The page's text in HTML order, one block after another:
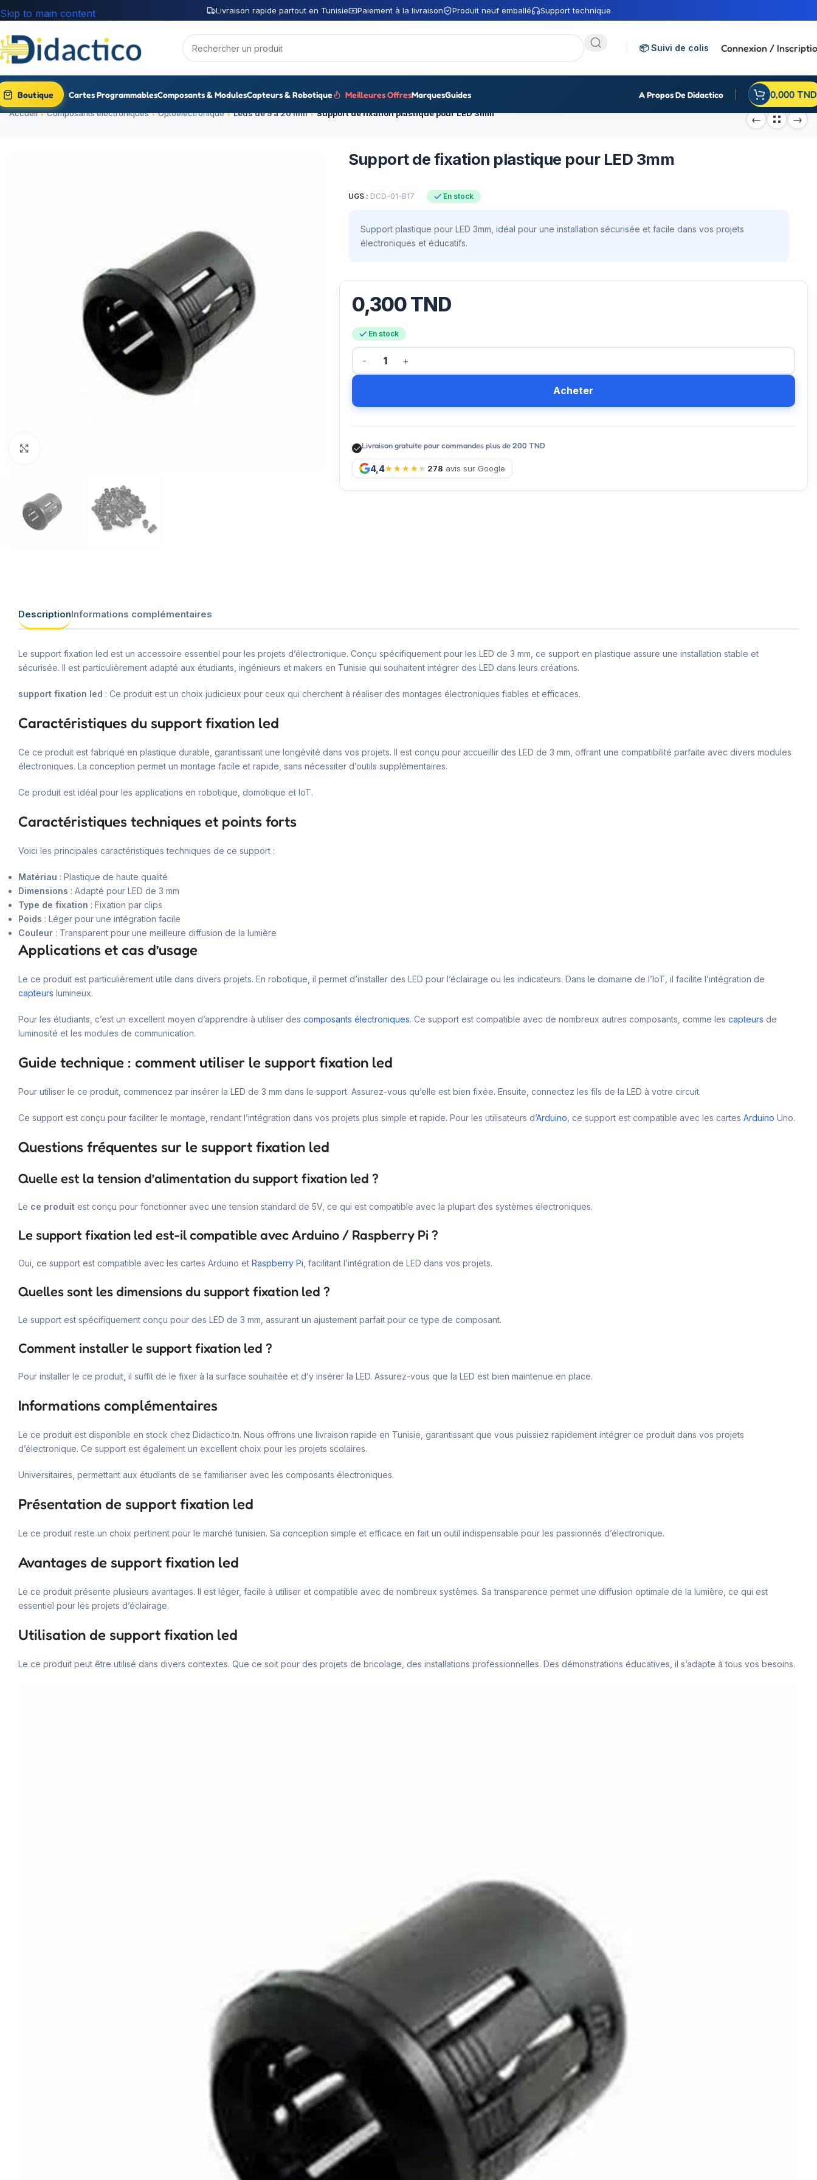
Livraison rapide partout en Tunisie Paiement à la livraison Produit neuf emballé Support technique
Skip to main content
📦 Suivi de colis Connexion /
Boutique Cartes ProgrammablesComposants & ModulesCapteurs & Robotique Meilleures OffresMarquesGuides A Propos De Didactico 0,000 TND
Accueil Composants électroniques Optoélectronique Leds de 5 à 20 mm Support de fixation plastique pour LED 3mm
Support de fixation plastique pour LED 3mm
UGS : DCD-01-B17 En stock
Support plastique pour LED 3mm, idéal pour une installation sécurisée et facile dans vos projets
électroniques et éducatifs.
0,300TND
En stock
Acheter
Livraison gratuite pour commandes plus de 200 TND
4,4 278 avis sur Google
DescriptionInformations complémentaires
Le support fixation led est un accessoire essentiel pour les projets d’électronique. Conçu spécifiquement pour les LED de 3 mm, ce support en plastique assure une installation stable et
sécurisée. Il est particulièrement adapté aux étudiants, ingénieurs et makers en Tunisie qui souhaitent intégrer des LED dans leurs créations.
support fixation led : Ce produit est un choix judicieux pour ceux qui cherchent à réaliser des montages électroniques fiables et efficaces.
Caractéristiques du support fixation led
Ce ce produit est fabriqué en plastique durable, garantissant une longévité dans vos projets. Il est conçu pour accueillir des LED de 3 mm, offrant une compatibilité parfaite avec divers modules
électroniques. La conception permet un montage facile et rapide, sans nécessiter d’outils supplémentaires.
Ce produit est idéal pour les applications en robotique, domotique et IoT.
Caractéristiques techniques et points forts
Voici les principales caractéristiques techniques de ce support :
Matériau : Plastique de haute qualité
Dimensions : Adapté pour LED de 3 mm
Type de fixation : Fixation par clips
Poids : Léger pour une intégration facile
Couleur : Transparent pour une meilleure diffusion de la lumière
Applications et cas d’usage
Le ce produit est particulièrement utile dans divers projets. En robotique, il permet d’installer des LED pour l’éclairage ou les indicateurs. Dans le domaine de l’IoT, il facilite l’intégration de
capteurs lumineux.
Pour les étudiants, c’est un excellent moyen d’apprendre à utiliser des composants électroniques. Ce support est compatible avec de nombreux autres composants, comme les capteurs de
luminosité et les modules de communication.
Guide technique : comment utiliser le support fixation led
Pour utiliser le ce produit, commencez par insérer la LED de 3 mm dans le support. Assurez-vous qu’elle est bien fixée. Ensuite, connectez les fils de la LED à votre circuit.
Ce support est conçu pour faciliter le montage, rendant l’intégration dans vos projets plus simple et rapide. Pour les utilisateurs d’Arduino , ce support est compatible avec les cartes Arduino Uno.
Questions fréquentes sur le support fixation led
Quelle est la tension d’alimentation du support fixation led ?
Le ce produit est conçu pour fonctionner avec une tension standard de 5V, ce qui est compatible avec la plupart des systèmes électroniques.
Le support fixation led est-il compatible avec Arduino / Raspberry Pi ?
Oui, ce support est compatible avec les cartes Arduino et Raspberry Pi , facilitant l’intégration de LED dans vos projets.
Quelles sont les dimensions du support fixation led ?
Le support est spécifiquement conçu pour des LED de 3 mm, assurant un ajustement parfait pour ce type de composant.
Comment installer le support fixation led ?
Pour installer le ce produit, il suffit de le fixer à la surface souhaitée et d’y insérer la LED. Assurez-vous que la LED est bien maintenue en place.
Informations complémentaires
Le ce produit est disponible en stock chez Didactico.tn. Nous offrons une livraison rapide en Tunisie, garantissant que vous puissiez rapidement intégrer ce produit dans vos projets
d’électronique. Ce support est également un excellent choix pour les projets scolaires.
Universitaires, permettant aux étudiants de se familiariser avec les composants électroniques.
Présentation de support fixation led
Le ce produit reste un choix pertinent pour le marché tunisien. Sa conception simple et efficace en fait un outil indispensable pour les passionnés d’électronique.
Avantages de support fixation led
Le ce produit présente plusieurs avantages. Il est léger, facile à utiliser et compatible avec de nombreux systèmes. Sa transparence permet une diffusion optimale de la lumière, ce qui est
essentiel pour les projets d’éclairage.
Utilisation de support fixation led
Le ce produit peut être utilisé dans divers contextes. Que ce soit pour des projets de bricolage, des installations professionnelles. Des démonstrations éducatives, il s’adapte à tous vos besoins.